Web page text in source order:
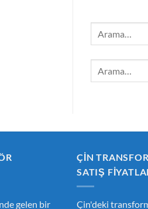
gelen bir
ÇIN
SATIŞ
Çin'deki